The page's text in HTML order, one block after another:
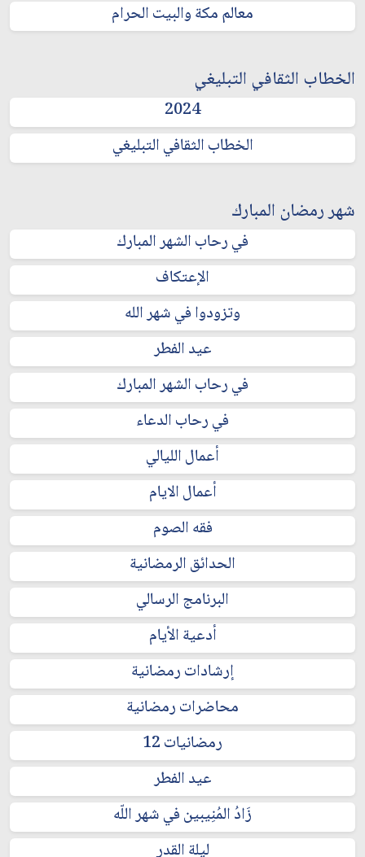
معالم مكة والبيت الحرام
الخطاب الثقافي التبليغي
2024
الخطاب الثقافي التبليغي
شهر رمضان المبارك
في رحاب الشهر المبارك
الإعتكاف
وتزودوا في شهر الله
عيد الفطر
في رحاب الشهر المبارك
في رحاب الدعاء
أعمال الليالي
أعمال الايام
فقه الصوم
الحدائق الرمضانية
البرنامج الرسالي
أدعية الأيام
إرشادات رمضانية
محاضرات رمضانية
رمضانيات 12
عيد الفطر
زَادُ المُنِيبين في شهر اللّه
ليلة القدر